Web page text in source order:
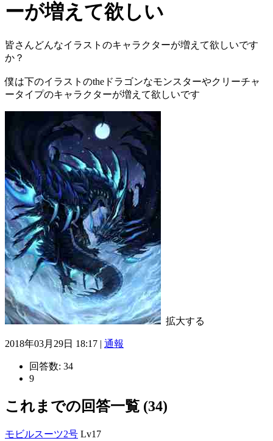
ーが増えて欲しい
皆さんどんなイラストのキャラクターが増えて欲しいです
か？
僕は下のイラストのtheドラゴンなモンスターやクリーチャ
ータイプのキャラクターが増えて欲しいです
拡大する
2018年03月29日 18:17 | 通報
回答数: 34
9
これまでの回答一覧 (34)
モビルスーツ2号 Lv17